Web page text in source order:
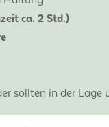
ca. 2 Std.)
sollten in der Lage